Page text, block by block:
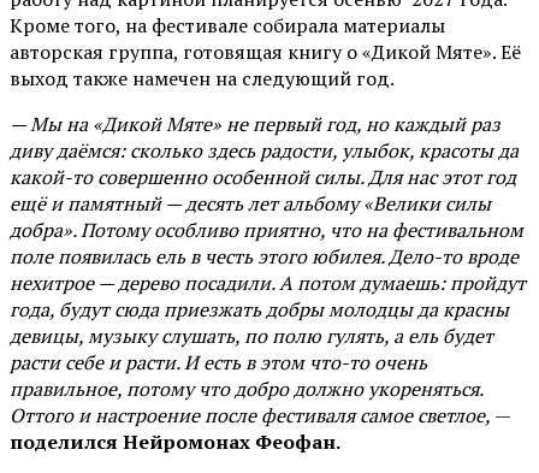
Кроме того, на фестивале собирала материалы
авторская группа, готовящая книгу о «Дикой Мяте». Её
выход также намечен на следующий год.
— Мы на «Дикой Мяте» не первый год, но каждый раз
диву даёмся: сколько здесь радости, улыбок, красоты да
какой-то совершенно особенной силы. Для нас этот год
ещё и памятный — десять лет альбому «Велики силы
добра». Потому особливо приятно, что на фестивальном
поле появилась ель в честь этого юбилея. Дело-то вроде
нехитрое — дерево посадили. А потом думаешь: пройдут
года, будут сюда приезжать добры молодцы да красны
девицы, музыку слушать, по полю гулять, а ель будет
расти себе и расти. И есть в этом что-то очень
правильное, потому что добро должно укореняться.
Оттого и настроение после фестиваля самое светлое, —
поделился Нейромонах Феофан.